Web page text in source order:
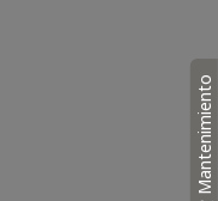
Mantenimiento